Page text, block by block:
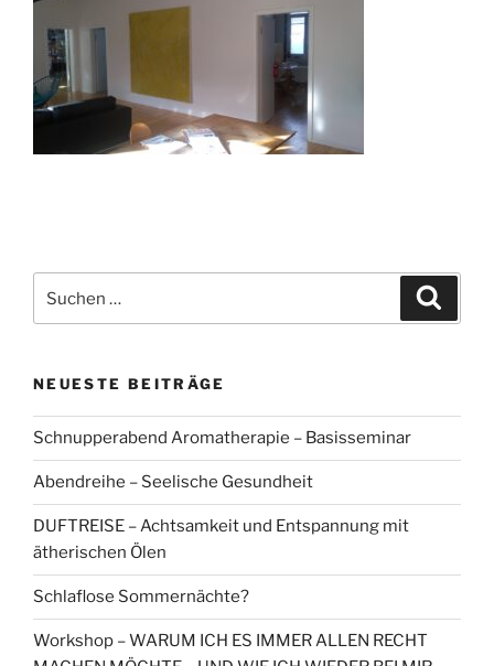
nach:
NEUESTE BEITRÄGE
Schnupperabend Aromatherapie – Basisseminar
Abendreihe – Seelische Gesundheit
DUFTREISE – Achtsamkeit und Entspannung mit
ätherischen Ölen
Schlaflose Sommernächte?
Workshop – WARUM ICH ES IMMER ALLEN RECHT